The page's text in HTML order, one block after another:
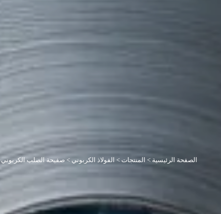
الصفحة الرئيسية > المنتجات > الفولاذ الكربوني > صفيحة الصلب الكربوني